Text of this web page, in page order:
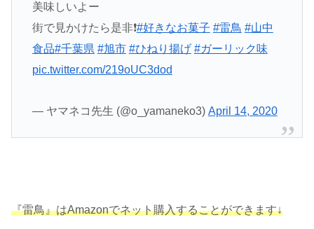
美味しいよー
街で見かけたら是非❗#好きなお菓子 #雷鳥 #山中
食品#千葉県 #旭市 #ひねり揚げ #ガーリック味
pic.twitter.com/219oUC3dod
— ヤマネコ先生 (@o_yamaneko3) April 14, 2020
『雷鳥』はAmazonでネット購入することができます↓